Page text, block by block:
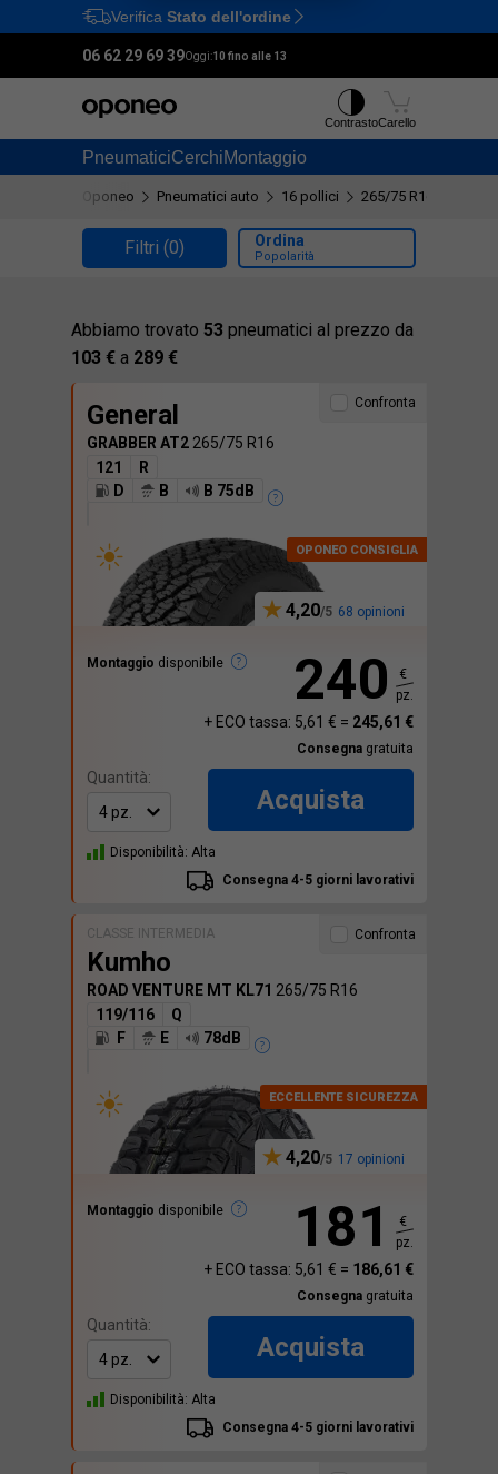
Ctrl M
Verifica Stato dell'ordine
06 62 29 69 39Oggi:10 fino alle 13
PneumaticiCerchiMontaggio
ContrastoCarello
Oponeo Pneumatici auto 16 pollici 265/75 R16
Filtri (0)
Abbiamo trovato 53 pneumatici al prezzo da
103 € a 289 €
Ordina
Popolarità
General
GRABBER AT2 265/75 R16
121
R
D
B B 75dB
4,20 68 opinioni
Montaggio disponibile
Confronta
240
€
pz.
+ ECO tassa: 5,61 € = 245,61 €
Consegna gratuita
Quantità:
Acquista
Disponibilità: Alta
Consegna 4-5 giorni lavorativi
CLASSE INTERMEDIA
Kumho
ROAD VENTURE MT KL71 265/75 R16
119/116
Q
F
E 78dB
4,20 17 opinioni
Montaggio disponibile
Confronta
181
€
pz.
+ ECO tassa: 5,61 € = 186,61 €
Consegna gratuita
Quantità:
Acquista
Disponibilità: Alta
Consegna 4-5 giorni lavorativi